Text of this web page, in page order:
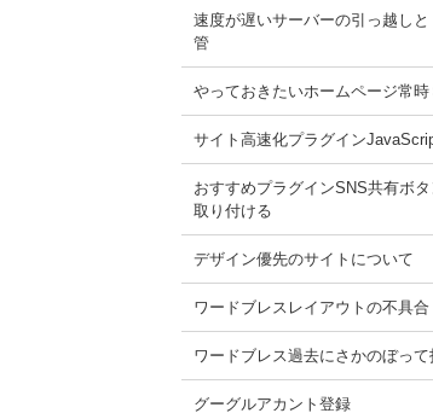
速度が遅いサーバーの引っ越し
管
やっておきたいホームページ常時
サイト高速化プラグイン
おすすめプラグインSNS共有ボ
取り付ける
デザイン優先のサイトについて
ワードブレスレイアウトの不具合
ワードブレス過去にさかのぼって
グーグルアカント登録